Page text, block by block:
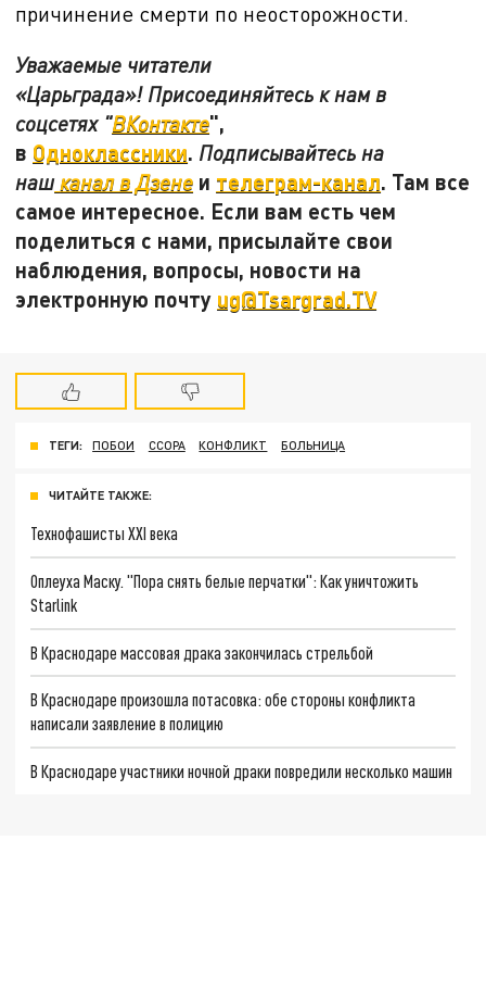
причинение смерти по неосторожности.
Уважаемые читатели
«Царьграда»! Присоединяйтесь к нам в
соцсетях "ВКонтакте",
в Одноклассники. Подписывайтесь на
наш канал в Дзене и телеграм-канал. Там все
самое интересное. Если вам есть чем
поделиться с нами, присылайте свои
наблюдения, вопросы, новости на
электронную почту ug@Tsargrad.TV
ТЕГИ: ПОБОИ ССОРА КОНФЛИКТ БОЛЬНИЦА
ЧИТАЙТЕ ТАКЖЕ:
Технофашисты XXI века
Оплеуха Маску. "Пора снять белые перчатки": Как уничтожить
Starlink
В Краснодаре массовая драка закончилась стрельбой
В Краснодаре произошла потасовка: обе стороны конфликта
написали заявление в полицию
В Краснодаре участники ночной драки повредили несколько машин